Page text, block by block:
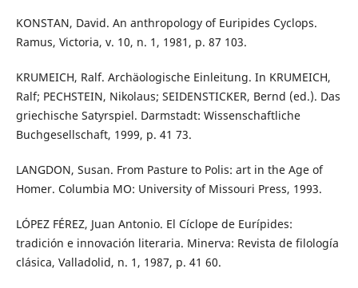
KONSTAN, David. An anthropology of Euripides Cyclops.
Ramus, Victoria, v. 10, n. 1, 1981, p. 87 103.
KRUMEICH, Ralf. Archäologische Einleitung. In KRUMEICH,
Ralf; PECHSTEIN, Nikolaus; SEIDENSTICKER, Bernd (ed.). Das
griechische Satyrspiel. Darmstadt: Wissenschaftliche
Buchgesellschaft, 1999, p. 41 73.
LANGDON, Susan. From Pasture to Polis: art in the Age of
Homer. Columbia MO: University of Missouri Press, 1993.
LÓPEZ FÉREZ, Juan Antonio. El Cíclope de Eurípides:
tradición e innovación literaria. Minerva: Revista de filología
clásica, Valladolid, n. 1, 1987, p. 41 60.